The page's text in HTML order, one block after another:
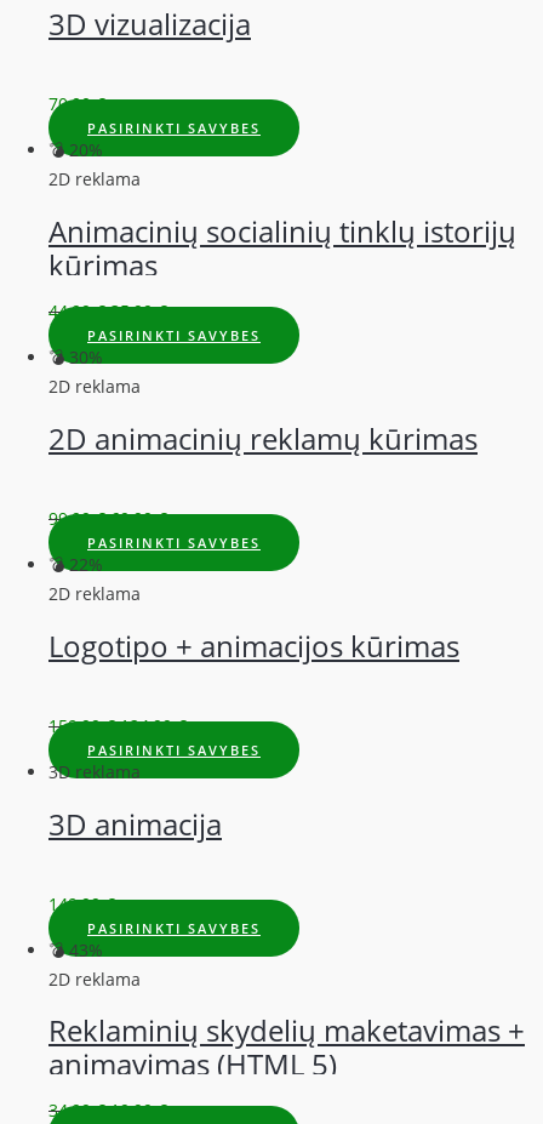
3D vizualizacija
70,00€
PASIRINKTI SAVYBES
💣 20%
2D reklama
Animacinių socialinių tinklų istorijų
kūrimas
44,99€ 35,99€
PASIRINKTI SAVYBES
💣 30%
2D reklama
2D animacinių reklamų kūrimas
99,99€ 69,99€
PASIRINKTI SAVYBES
💣 22%
2D reklama
Logotipo + animacijos kūrimas
159,99€ 124,99€
PASIRINKTI SAVYBES
3D reklama
3D animacija
149,99€
PASIRINKTI SAVYBES
💣 43%
2D reklama
Reklaminių skydelių maketavimas +
animavimas (HTML 5)
34,99€ 19,99€